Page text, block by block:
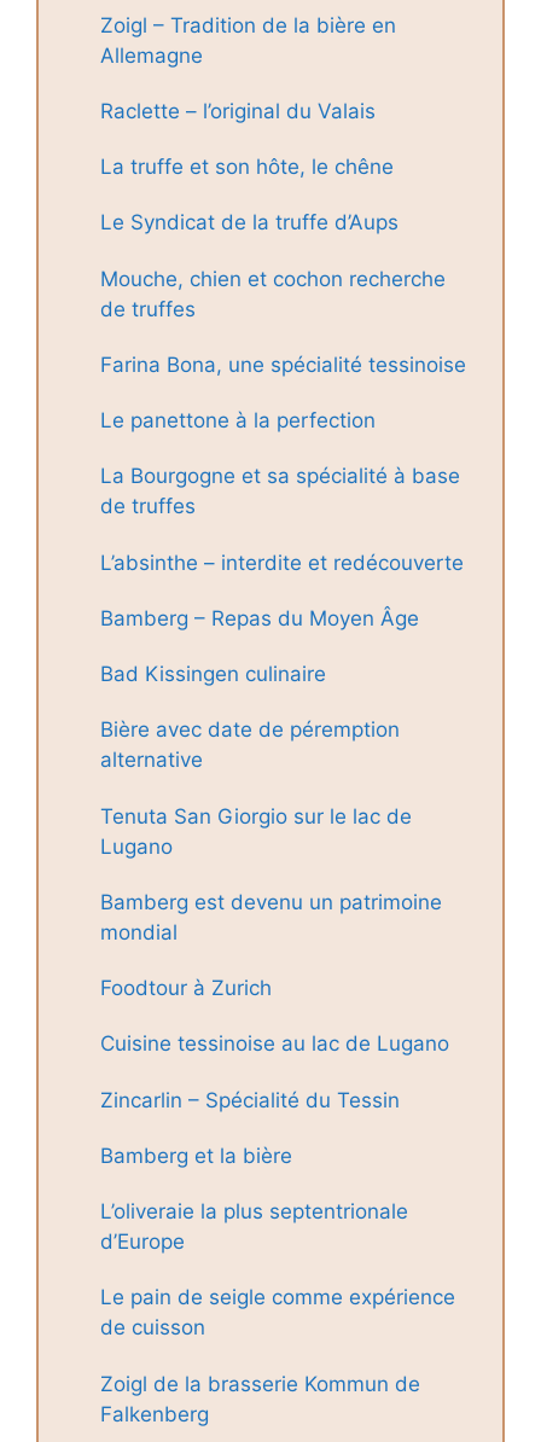
Zoigl – Tradition de la bière en
Allemagne
Raclette – l’original du Valais
La truffe et son hôte, le chêne
Le Syndicat de la truffe d’Aups
Mouche, chien et cochon recherche
de truffes
Farina Bona, une spécialité tessinoise
Le panettone à la perfection
La Bourgogne et sa spécialité à base
de truffes
L’absinthe – interdite et redécouverte
Bamberg – Repas du Moyen Âge
Bad Kissingen culinaire
Bière avec date de péremption
alternative
Tenuta San Giorgio sur le lac de
Lugano
Bamberg est devenu un patrimoine
mondial
Foodtour à Zurich
Cuisine tessinoise au lac de Lugano
Zincarlin – Spécialité du Tessin
Bamberg et la bière
L’oliveraie la plus septentrionale
d’Europe
Le pain de seigle comme expérience
de cuisson
Zoigl de la brasserie Kommun de
Falkenberg